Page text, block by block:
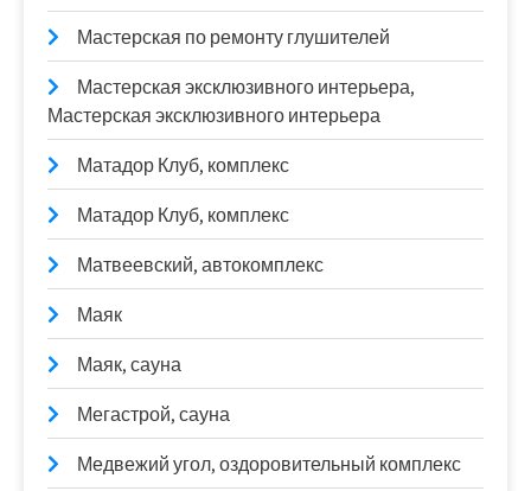
Мастерская по ремонту глушителей
Мастерская эксклюзивного интерьера,
Мастерская эксклюзивного интерьера
Матадор Клуб, комплекс
Матадор Клуб, комплекс
Матвеевский, автокомплекс
Маяк
Маяк, сауна
Мегастрой, сауна
Медвежий угол, оздоровительный комплекс